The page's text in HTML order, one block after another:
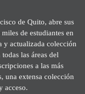
de Quito, abre sus
de estudiantes en
y actualizada colección
las áreas del
a las más
una extensa colección
acceso.